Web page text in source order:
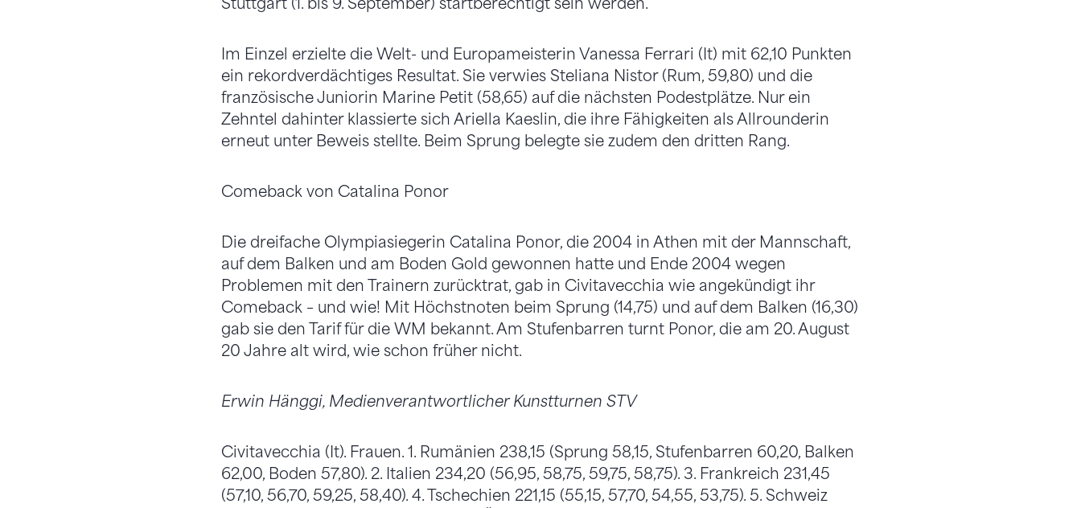
Stuttgart (1. bis 9. September) startberechtigt sein werden.
Im Einzel erzielte die Welt- und Europameisterin Vanessa Ferrari (It) mit 62,10 Punkten
ein rekordverdächtiges Resultat. Sie verwies Steliana Nistor (Rum, 59,80) und die
französische Juniorin Marine Petit (58,65) auf die nächsten Podestplätze. Nur ein
Zehntel dahinter klassierte sich Ariella Kaeslin, die ihre Fähigkeiten als Allrounderin
erneut unter Beweis stellte. Beim Sprung belegte sie zudem den dritten Rang.
Comeback von Catalina Ponor
Die dreifache Olympiasiegerin Catalina Ponor, die 2004 in Athen mit der Mannschaft,
auf dem Balken und am Boden Gold gewonnen hatte und Ende 2004 wegen
Problemen mit den Trainern zurücktrat, gab in Civitavecchia wie angekündigt ihr
Comeback – und wie! Mit Höchstnoten beim Sprung (14,75) und auf dem Balken (16,30)
gab sie den Tarif für die WM bekannt. Am Stufenbarren turnt Ponor, die am 20. August
20 Jahre alt wird, wie schon früher nicht.
Erwin Hänggi, Medienverantwortlicher Kunstturnen STV
Civitavecchia (It). Frauen. 1. Rumänien 238,15 (Sprung 58,15, Stufenbarren 60,20, Balken
62,00, Boden 57,80). 2. Italien 234,20 (56,95, 58,75, 59,75, 58,75). 3. Frankreich 231,45
(57,10, 56,70, 59,25, 58,40). 4. Tschechien 221,15 (55,15, 57,70, 54,55, 53,75). 5. Schweiz